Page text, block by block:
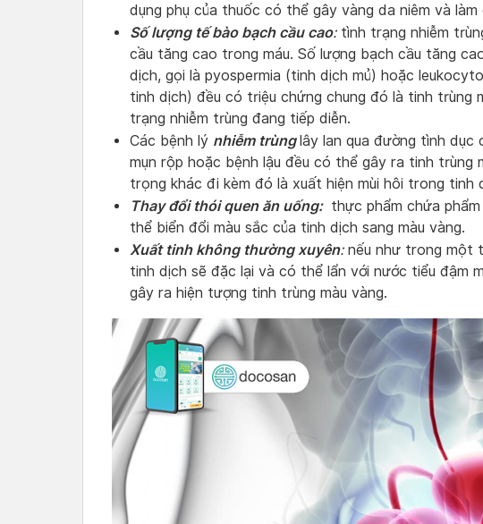
dụng phụ của thuốc có thể gây vàng da niêm và
Số lượng tế bào bạch cầu cao:tình trạng nhiễm
cầu tăng cao trong máu. Số lượng bạch cầu tăng
dịch, gọi là pyospermia (tinh dịch mủ) hoặc
tinh dịch) đều có triệu chứng chung đó là tinh trùng
trạng nhiễm trùng đang tiếp diễn.
Các bệnh lý nhiễm trùnglây lan qua đường tình dục
mụn rộp hoặc bệnh lậu đều có thể gây ra tinh trùng
trọng khác đi kèm đó là xuất hiện mùi hôi trong tinh
Thay đổi thói quen ăn uống: thực phẩm chứa
thể biển đổi màu sắc của tinh dịch sang màu vàng.
Xuất tinh không thường xuyên:nếu như trong một
tinh dịch sẽ đặc lại và có thể lẩn với nước tiểu đậm
gây ra hiện tượng tinh trùng màu vàng.